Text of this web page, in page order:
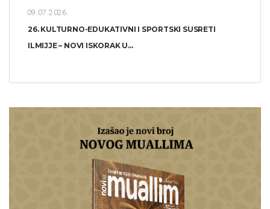
09.07.2026.
26. KULTURNO-EDUKATIVNI I SPORTSKI SUSRETI
ILMIJJE – NOVI ISKORAK U...